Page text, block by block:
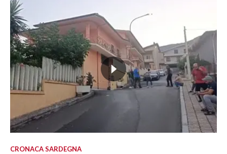
CRONACA SARDEGNA